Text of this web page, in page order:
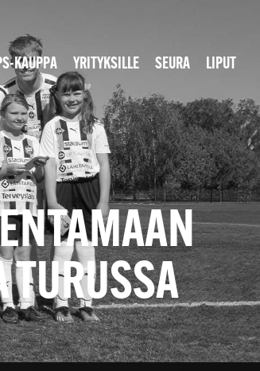
KAUPPA YRITYKSILLE SEURA LIPUT
TURUSSA